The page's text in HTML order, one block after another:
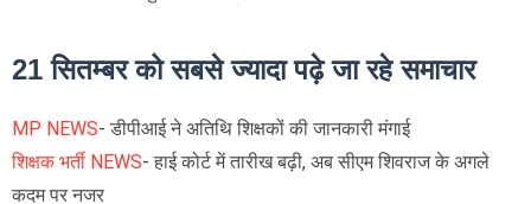
21 सितम्बर को सबसे ज्यादा पढ़े जा रहे समाचार
MP NEWS- डीपीआई ने अतिथि शिक्षकों की जानकारी मंगाई
शिक्षक भर्ती NEWS- हाई कोर्ट में तारीख बढ़ी, अब सीएम शिवराज के अगले
कदम पर नजर